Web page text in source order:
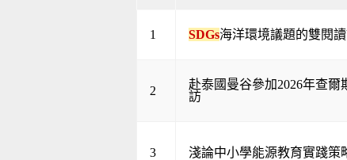
1 SDGs海洋環境議題的雙閱
2
赴泰國曼谷參加2026年查
訪
3 淺論中小學能源教育實踐策